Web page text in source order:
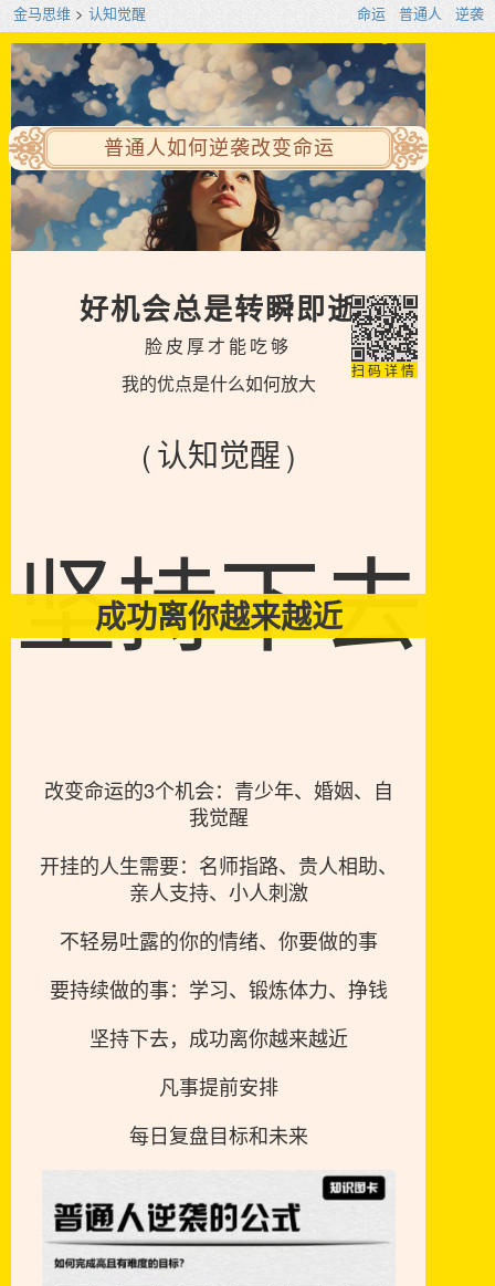
金马思维 > 认知觉醒 命运 普通人 逆袭
普通人如何逆袭改变命运
扫码详情
好机会总是转瞬即逝
脸皮厚才能吃够
我的优点是什么如何放大
( 认知觉醒 )
坚持下去
成功离你越来越近
改变命运的3个机会：青少年、婚姻、自
我觉醒
开挂的人生需要：名师指路、贵人相助、
亲人支持、小人刺激
不轻易吐露的你的情绪、你要做的事
要持续做的事：学习、锻炼体力、挣钱
坚持下去，成功离你越来越近
凡事提前安排
每日复盘目标和未来